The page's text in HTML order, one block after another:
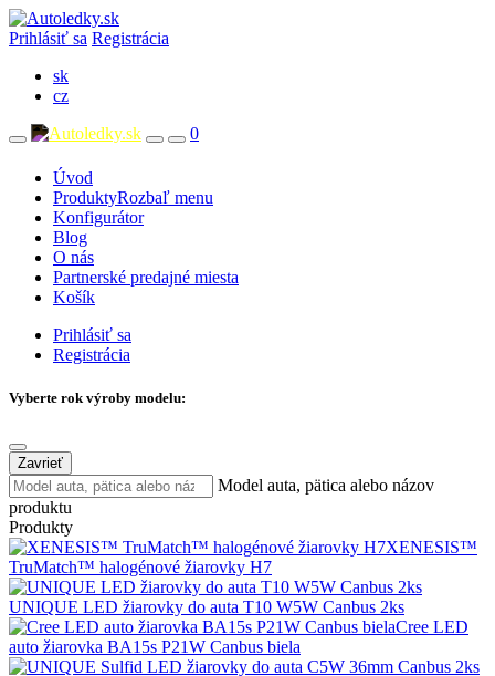
Prihlásiť sa Registrácia
sk
cz
0
Úvod
ProduktyRozbaľ menu
Konfigurátor
Blog
O nás
Partnerské predajné miesta
Košík
Prihlásiť sa
Registrácia
Vyberte rok výroby modelu:
Zavrieť
Model auta, pätica alebo názov
produktu
Produkty
XENESIS™
TruMatch™ halogénové žiarovky H7
UNIQUE LED žiarovky do auta T10 W5W Canbus 2ks
Cree LED
auto žiarovka BA15s P21W Canbus biela